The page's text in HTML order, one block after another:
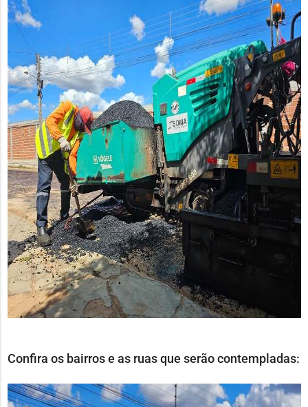
Confira os bairros e as ruas que serão contempladas: